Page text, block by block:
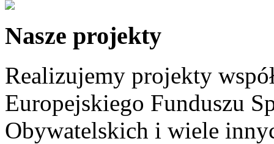
Nasze projekty
Realizujemy projekty
Europejskiego Funduszu
Obywatelskich i wiele